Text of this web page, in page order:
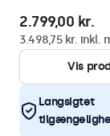
2.799,00 kr.
3.498,75 kr. inkl.
Vis
Langsigtet